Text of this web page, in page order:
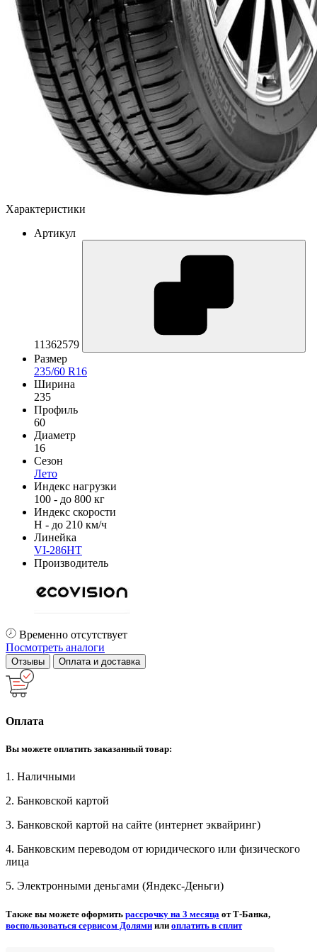
Характеристики
Артикул
11362579
Размер
235/60 R16
Ширина
235
Профиль
60
Диаметр
16
Сезон
Лето
Индекс нагрузки
100 - до 800 кг
Индекс скорости
H - до 210 км/ч
Линейка
VI-286HT
Производитель
Временно отсутствует
Посмотреть аналоги
Отзывы Оплата и доставка
Оплата
Вы можете оплатить заказанный товар:
1. Наличными
2. Банковской картой
3. Банковской картой на сайте (интернет эквайринг)
4. Банковским переводом от юридического или физического
лица
5. Электронными деньгами (Яндекс-Деньги)
Также вы можете оформить рассрочку на 3 месяца от Т-Банка,
воспользоваться сервисом Долями или оплатить в сплит